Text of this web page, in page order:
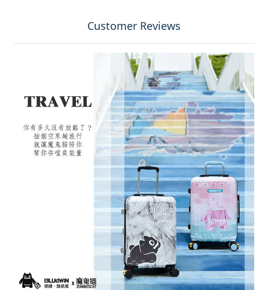
Customer Reviews